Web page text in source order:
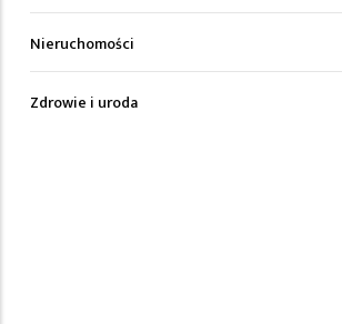
Nieruchomości
Zdrowie i uroda